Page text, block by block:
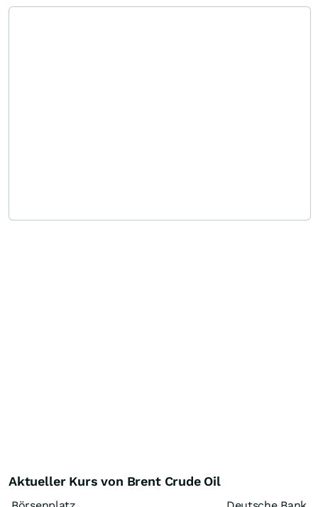
Aktueller Kurs von Brent Crude Oil